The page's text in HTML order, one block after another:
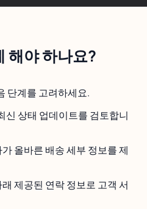
해야 하나요?
단계를 고려하세요.
신 상태 업데이트를 검토합니
올바른 배송 세부 정보를 제
제공된 연락 정보로 고객 서